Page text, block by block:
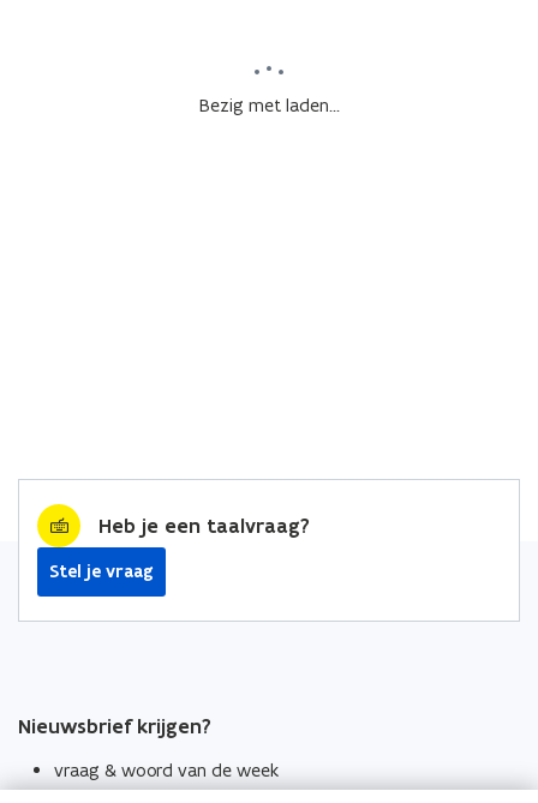
Bezig met laden...
Heb je een taalvraag?
Stel je vraag
Nieuwsbrief krijgen?
vraag & woord van de week